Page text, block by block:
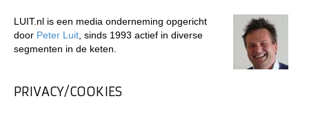
LUIT.nl is een media onderneming opgericht
door Peter Luit , sinds 1993 actief in diverse
segmenten in de keten.
PRIVACY/COOKIES